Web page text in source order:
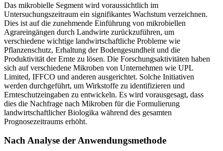
Das mikrobielle Segment wird voraussichtlich im
Untersuchungszeitraum ein signifikantes Wachstum verzeichnen.
Dies ist auf die zunehmende Einführung von mikrobiellen
Agrareingängen durch Landwirte zurückzuführen, um
verschiedene wichtige landwirtschaftliche Probleme wie
Pflanzenschutz, Erhaltung der Bodengesundheit und die
Produktivität der Ernte zu lösen. Die Forschungsaktivitäten haben
sich auf verschiedene Mikroben von Unternehmen wie UPL
Limited, IFFCO und anderen ausgerichtet. Solche Initiativen
werden durchgeführt, um Wirkstoffe zu identifizieren und
Ernteschutzeingaben zu entwickeln. Es wird vorausgesagt, dass
dies die Nachfrage nach Mikroben für die Formulierung
landwirtschaftlicher Biologika während des gesamten
Prognosezeitraums erhöht.
Nach Analyse der Anwendungsmethode